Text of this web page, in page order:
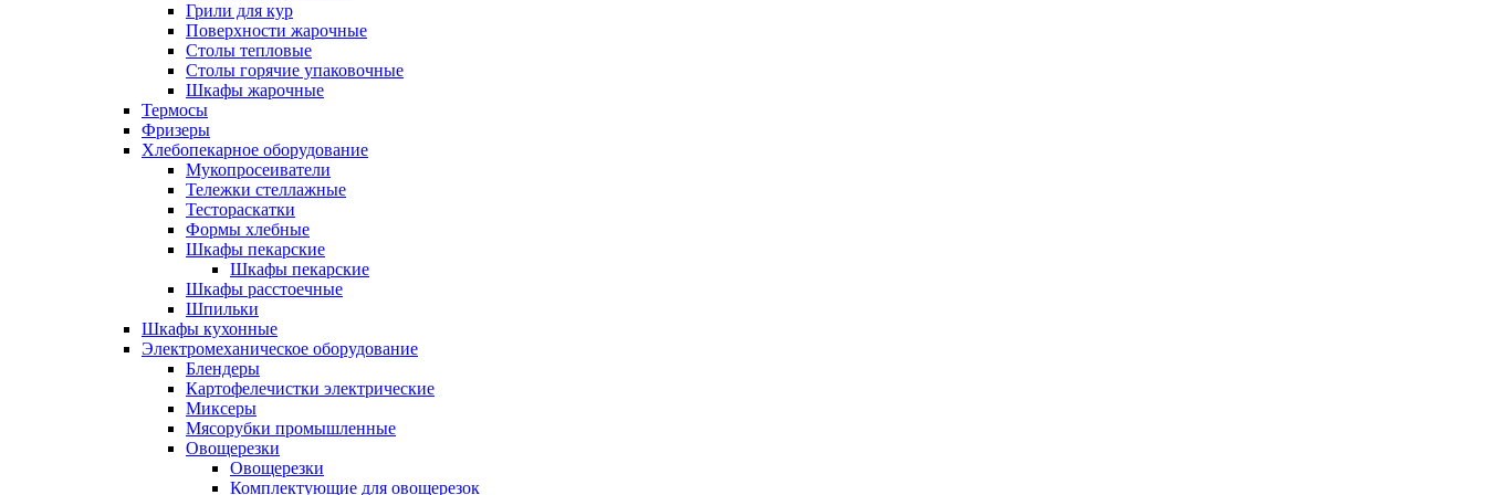
Грили для кур
Поверхности жарочные
Столы тепловые
Столы горячие упаковочные
Шкафы жарочные
Термосы
Фризеры
Хлебопекарное оборудование
Мукопросеиватели
Тележки стеллажные
Тестораскатки
Формы хлебные
Шкафы пекарские
Шкафы пекарские
Шкафы расстоечные
Шпильки
Шкафы кухонные
Электромеханическое оборудование
Блендеры
Картофелечистки электрические
Миксеры
Мясорубки промышленные
Овощерезки
Овощерезки
Комплектующие для овощерезок